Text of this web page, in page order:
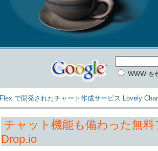
WWW を
Flex で開発されたチャート作成サービス Lovely
チャット機能も備わった無
Drop.io